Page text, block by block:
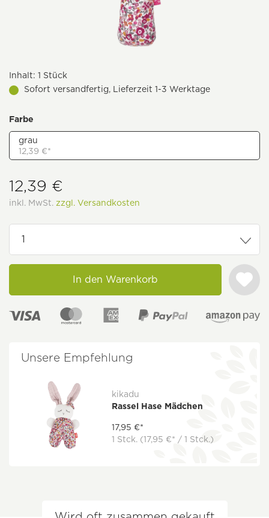
Inhalt: 1 Stück
Sofort versandfertig, Lieferzeit 1-3 Werktage
Farbe
grau
12,39 €*
12,39 €
inkl. MwSt. zzgl. Versandkosten
In den Warenkorb
Unsere Empfehlung
kikadu
Rassel Hase Mädchen
17,95 €*
1 Stck. (17,95 €* / 1 Stck.)